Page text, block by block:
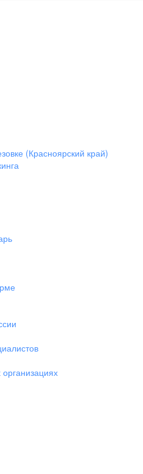
(Красноярский край)